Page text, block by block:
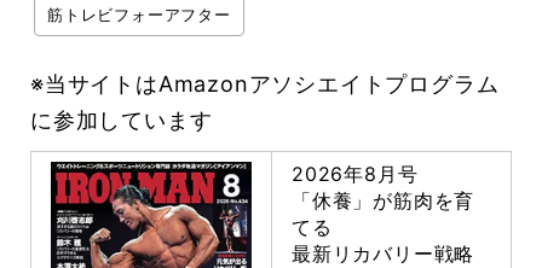
筋トレビフォーアフター
※当サイトはAmazonアソシエイトプログラム
に参加しています
2026年8月号
「休養」が筋肉を育
てる
最新リカバリー戦略